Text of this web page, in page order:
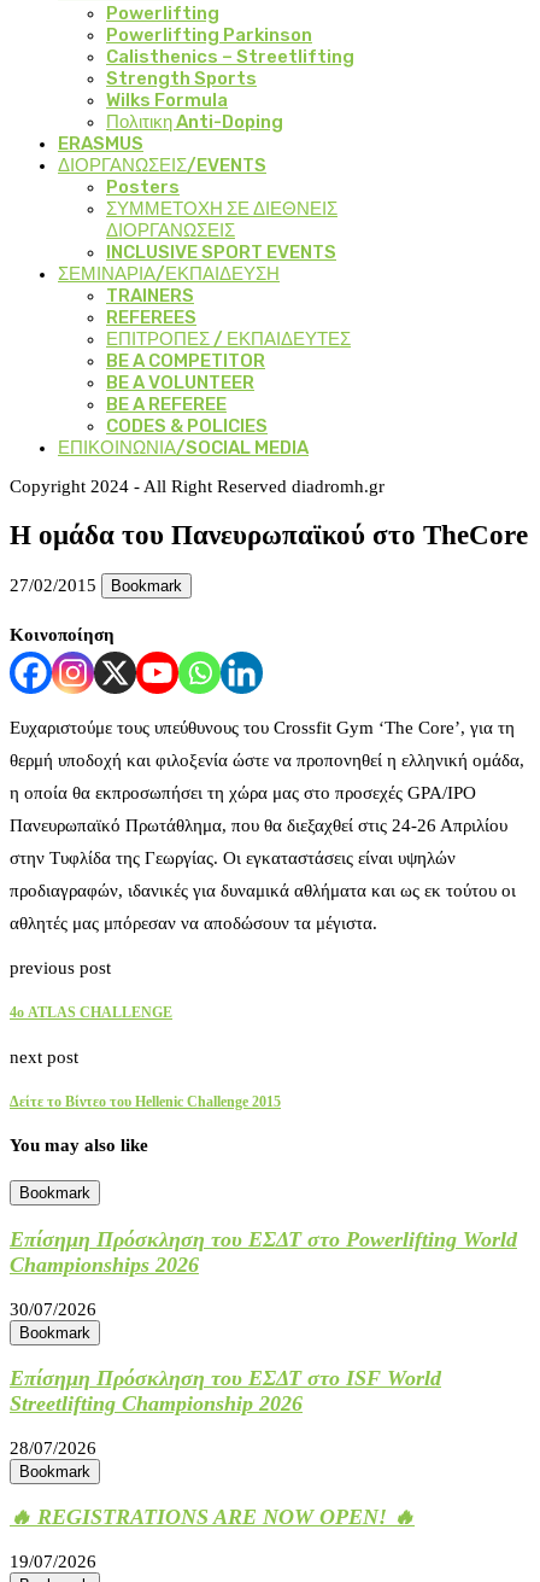
Powerlifting
Powerlifting Parkinson
Calisthenics – Streetlifting
Strength Sports
Wilks Formula
Πολιτικη Anti-Doping
ERASMUS
ΔΙΟΡΓΑΝΩΣΕΙΣ/EVENTS
Posters
ΣΥΜΜΕΤΟΧΗ ΣΕ ΔΙΕΘΝΕΙΣ
ΔΙΟΡΓΑΝΩΣΕΙΣ
INCLUSIVE SPORT EVENTS
ΣΕΜΙΝΑΡΙΑ/ΕΚΠΑΙΔΕΥΣΗ
TRAINERS
REFEREES
ΕΠΙΤΡΟΠΕΣ / ΕΚΠΑΙΔΕΥΤΕΣ
BE A COMPETITOR
BE A VOLUNTEER
BE A REFEREE
CODES & POLICIES
ΕΠΙΚΟΙΝΩΝΙΑ/SOCIAL MEDIA
Copyright 2024 - All Right Reserved diadromh.gr
Η ομάδα του Πανευρωπαϊκού στο TheCore
27/02/2015 Bookmark
Κοινοποίηση
Ευχαριστούμε τους υπεύθυνους του Crossfit Gym ‘The Core​’, για τη
θερμή υποδοχή και φιλοξενία ώστε να προπονηθεί η ελληνική ομάδα,
η οποία θα εκπροσωπήσει τη χώρα μας στο προσεχές GPA/IPO
Πανευρωπαϊκό Πρωτάθλημα, που θα διεξαχθεί στις 24-26 Απριλίου
στην Τυφλίδα της Γεωργίας. Οι εγκαταστάσεις είναι υψηλών
προδιαγραφών, ιδανικές για δυναμικά αθλήματα και ως εκ τούτου οι
αθλητές μας μπόρεσαν να αποδώσουν τα μέγιστα.
previous post
4ο ATLAS CHALLENGE
next post
Δείτε το Βίντεο του Hellenic Challenge 2015
You may also like
Bookmark
Επίσημη Πρόσκληση του ΕΣΔΤ στο Powerlifting World
Championships 2026
30/07/2026
Bookmark
Επίσημη Πρόσκληση του ΕΣΔΤ στο ISF World
Streetlifting Championship 2026
28/07/2026
Bookmark
🔥 REGISTRATIONS ARE NOW OPEN! 🔥
19/07/2026